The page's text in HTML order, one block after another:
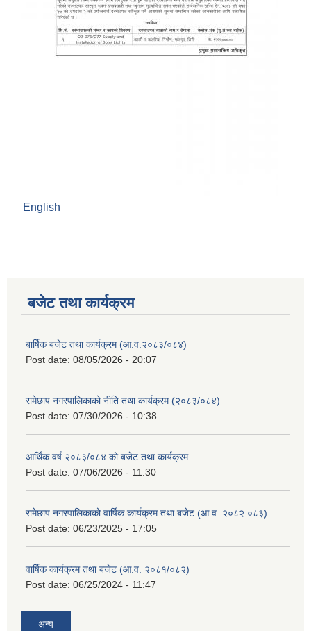
English
बजेट तथा कार्यक्रम
बार्षिक बजेट तथा कार्यक्रम (आ.व.२०८३/०८४)
Post date: 08/05/2026 - 20:07
रामेछाप नगरपालिकाको नीति तथा कार्यक्रम (२०८३/०८४)
Post date: 07/30/2026 - 10:38
आर्थिक वर्ष २०८३/०८४ को बजेट तथा कार्यक्रम
Post date: 07/06/2026 - 11:30
रामेछाप नगरपालिकाको वार्षिक कार्यक्रम तथा बजेट (आ.व. २०८२.०८३)
Post date: 06/23/2025 - 17:05
वार्षिक कार्यक्रम तथा बजेट (आ.व. २०८१/०८२)
Post date: 06/25/2024 - 11:47
अन्य